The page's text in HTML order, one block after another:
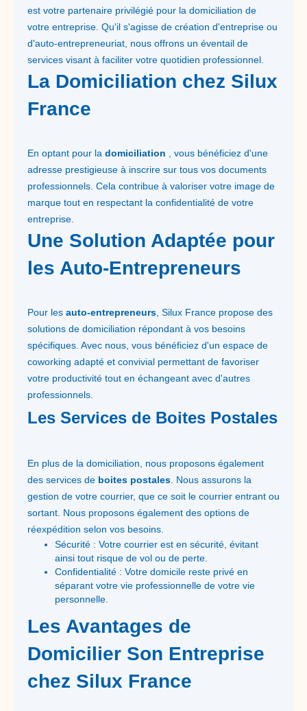
est votre partenaire privilégié pour la domiciliation de
votre entreprise. Qu'il s'agisse de création d'entreprise ou
d'auto-entrepreneuriat, nous offrons un éventail de
services visant à faciliter votre quotidien professionnel.
La Domiciliation chez Silux
France
En optant pour la domiciliation , vous bénéficiez d'une
adresse prestigieuse à inscrire sur tous vos documents
professionnels. Cela contribue à valoriser votre image de
marque tout en respectant la confidentialité de votre
entreprise.
Une Solution Adaptée pour
les Auto-Entrepreneurs
Pour les auto-entrepreneurs , Silux France propose des
solutions de domiciliation répondant à vos besoins
spécifiques. Avec nous, vous bénéficiez d'un espace de
coworking adapté et convivial permettant de favoriser
votre productivité tout en échangeant avec d'autres
professionnels.
Les Services de Boites Postales
En plus de la domiciliation, nous proposons également
des services de boites postales . Nous assurons la
gestion de votre courrier, que ce soit le courrier entrant ou
sortant. Nous proposons également des options de
réexpédition selon vos besoins.
Sécurité : Votre courrier est en sécurité, évitant
ainsi tout risque de vol ou de perte.
Confidentialité : Votre domicile reste privé en
séparant votre vie professionnelle de votre vie
personnelle.
Les Avantages de
Domicilier Son Entreprise
chez Silux France